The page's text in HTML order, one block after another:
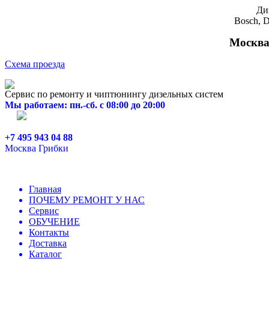
Bosch,
Схема проезда
Сервис по ремонту и чиптюнингу дизельных систем
Мы работаем: пн.-сб. с 08:00 до 20:00
+7 495 943 04 88
Москва Грибки
Главная
ПОЧЕМУ РЕМОНТ У НАС
Сервис
ОБУЧЕНИЕ
Контакты
Доставка
Каталог